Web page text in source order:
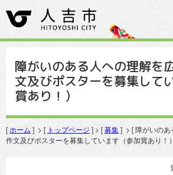
障がいのある人への理解を
文及びポスターを募集して
賞あり！）
[ ホーム ] > [ トップページ ] > [募集] > [ 障がいのあ
作文及びポスターを募集しています（参加賞あり！